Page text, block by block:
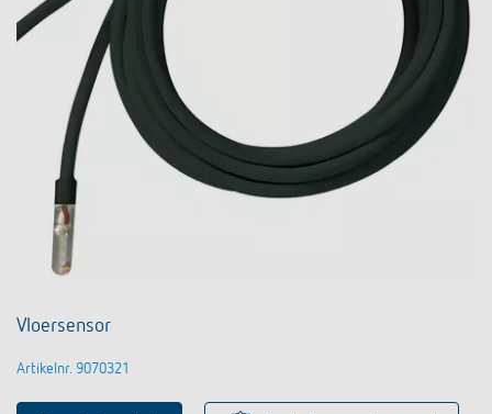
Vloersensor
Artikelnr. 9070321